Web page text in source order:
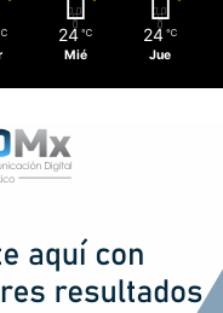
24 ℃
Mié
24 ℃
Jue